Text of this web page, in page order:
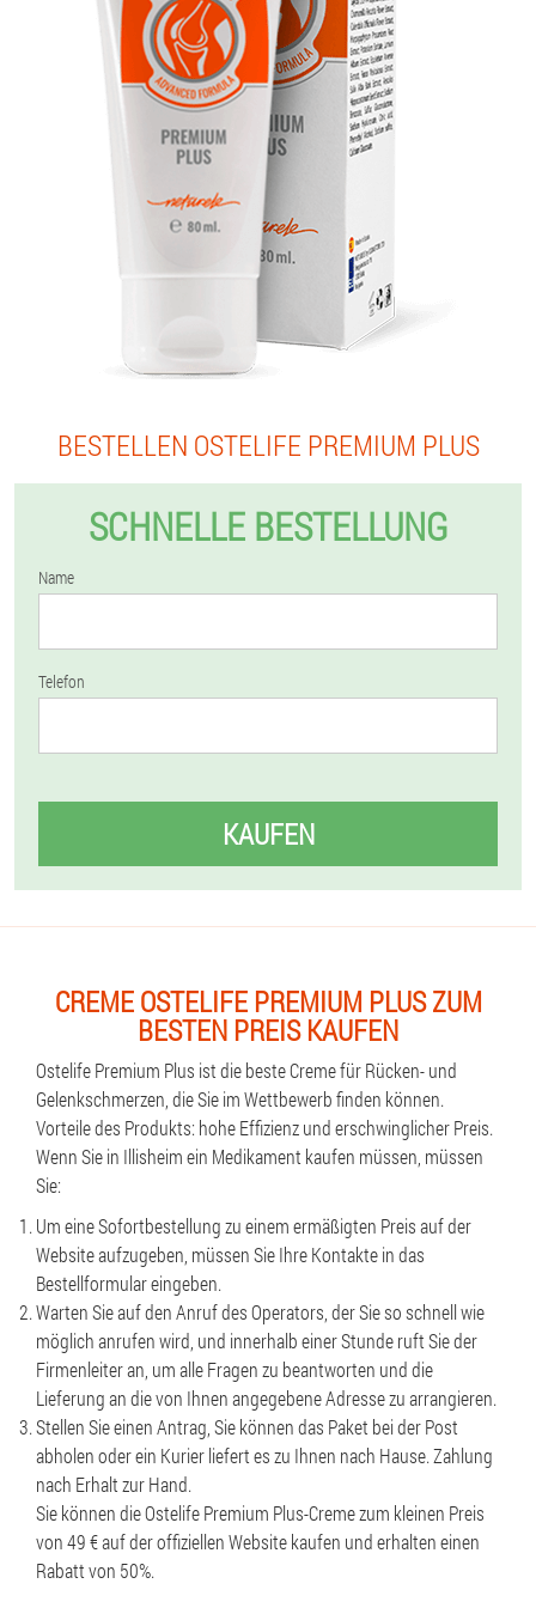
BESTELLEN OSTELIFE PREMIUM PLUS
SCHNELLE BESTELLUNG
Name
Telefon
KAUFEN
CREME OSTELIFE PREMIUM PLUS ZUM
BESTEN PREIS KAUFEN
Ostelife Premium Plus ist die beste Creme für Rücken- und
Gelenkschmerzen, die Sie im Wettbewerb finden können.
Vorteile des Produkts: hohe Effizienz und erschwinglicher Preis.
Wenn Sie in Illisheim ein Medikament kaufen müssen, müssen
Sie:
Um eine Sofortbestellung zu einem ermäßigten Preis auf der
Website aufzugeben, müssen Sie Ihre Kontakte in das
Bestellformular eingeben.
Warten Sie auf den Anruf des Operators, der Sie so schnell wie
möglich anrufen wird, und innerhalb einer Stunde ruft Sie der
Firmenleiter an, um alle Fragen zu beantworten und die
Lieferung an die von Ihnen angegebene Adresse zu arrangieren.
Stellen Sie einen Antrag, Sie können das Paket bei der Post
abholen oder ein Kurier liefert es zu Ihnen nach Hause. Zahlung
nach Erhalt zur Hand.
Sie können die Ostelife Premium Plus-Creme zum kleinen Preis
von 49 € auf der offiziellen Website kaufen und erhalten einen
Rabatt von 50%.